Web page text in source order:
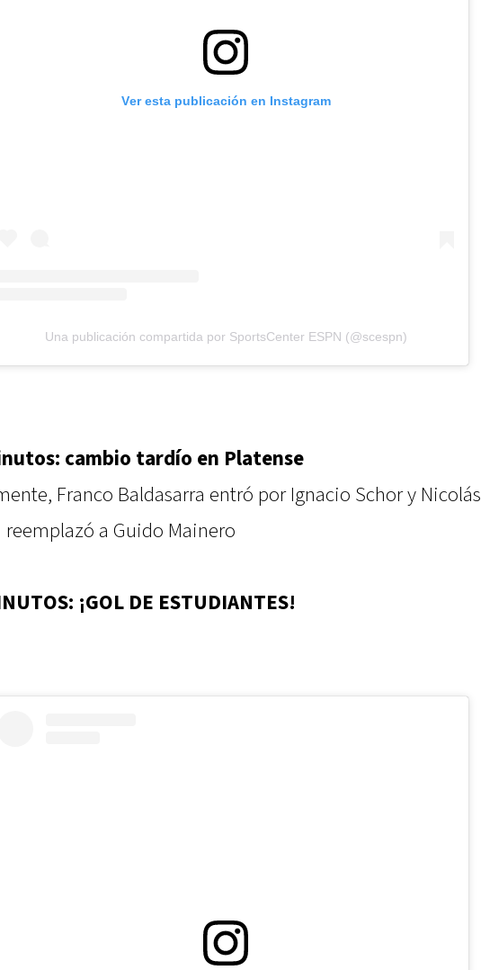
Ver esta publicación en Instagram
Una publicación compartida por SportsCenter ESPN (@scespn)
cambio tardío en Platense
Franco Baldasarra entró por Ignacio Schor y Nicolás
reemplazó a Guido Mainero
¡GOL DE ESTUDIANTES!